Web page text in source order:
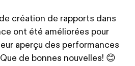
création de rapports dans
ont été améliorées pour
aperçu des performances
de bonnes nouvelles! 😊